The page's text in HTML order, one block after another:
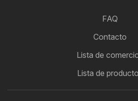
FAQ
Contacto
Lista de
Lista de